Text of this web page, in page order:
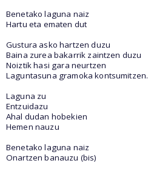
Benetako laguna naiz
Hartu eta ematen dut
Gustura asko hartzen duzu
Baina zurea bakarrik zaintzen duzu
Noiztik hasi gara neurtzen
Laguntasuna gramoka kontsumitzen.
Laguna zu
Entzuidazu
Ahal dudan hobekien
Hemen nauzu
Benetako laguna naiz
Onartzen banauzu (bis)